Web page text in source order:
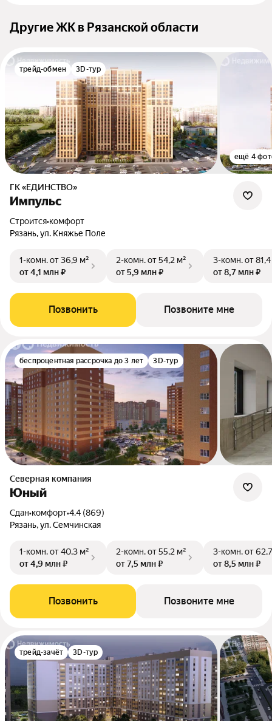
Другие ЖК в Рязанской области
трейд-обмен 3D-тур
ещё 4
ГК «ЕДИНСТВО»
Импульс
Строится•комфорт
Рязань, ул. Княжье Поле
1-комн.от 36,9 м²
от 4,1 млн ₽
2-комн.от 54,2 м²
от 5,9 млн ₽
3-комн.от
от 8,7 млн ₽
Позвонить Позвоните мне
беспроцентная рассрочка до 3 лет 3D-тур
Северная компания
Юный
Сдан•комфорт•4.4 (869)
Рязань, ул. Семчинская
1-комн.от 40,3 м²
от 4,9 млн ₽
2-комн.от 55,2 м²
от 7,5 млн ₽
3-комн.от
от 8,5 млн ₽
Позвонить Позвоните мне
трейд-зачёт 3D-тур